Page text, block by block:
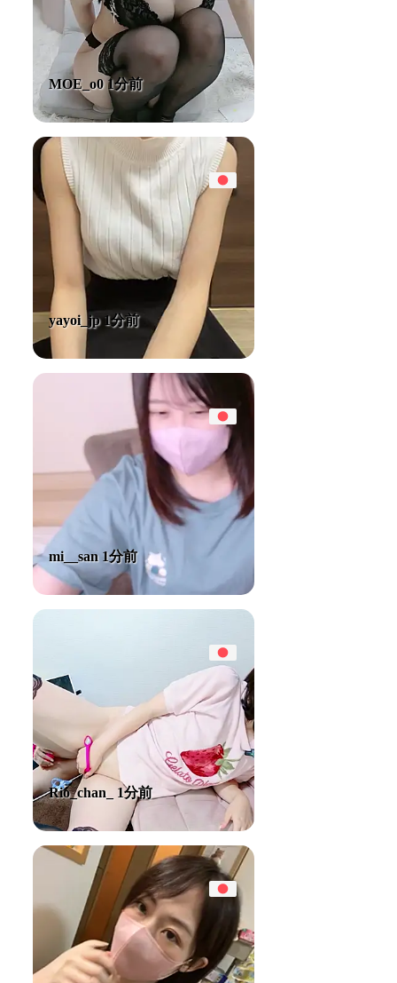
MOE_o0 1分前
yayoi_jp 1分前
mi__san 1分前
Rio_chan_ 1分前